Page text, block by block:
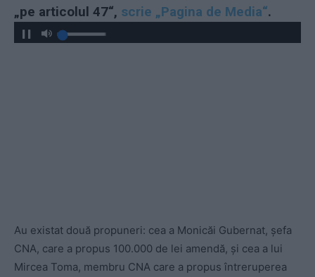
„pe articolul 47“, scrie „Pagina de Media“.
Au existat două propuneri: cea a Monicăi Gubernat, șefa
CNA, care a propus 100.000 de lei amendă, și cea a lui
Mircea Toma, membru CNA care a propus întreruperea